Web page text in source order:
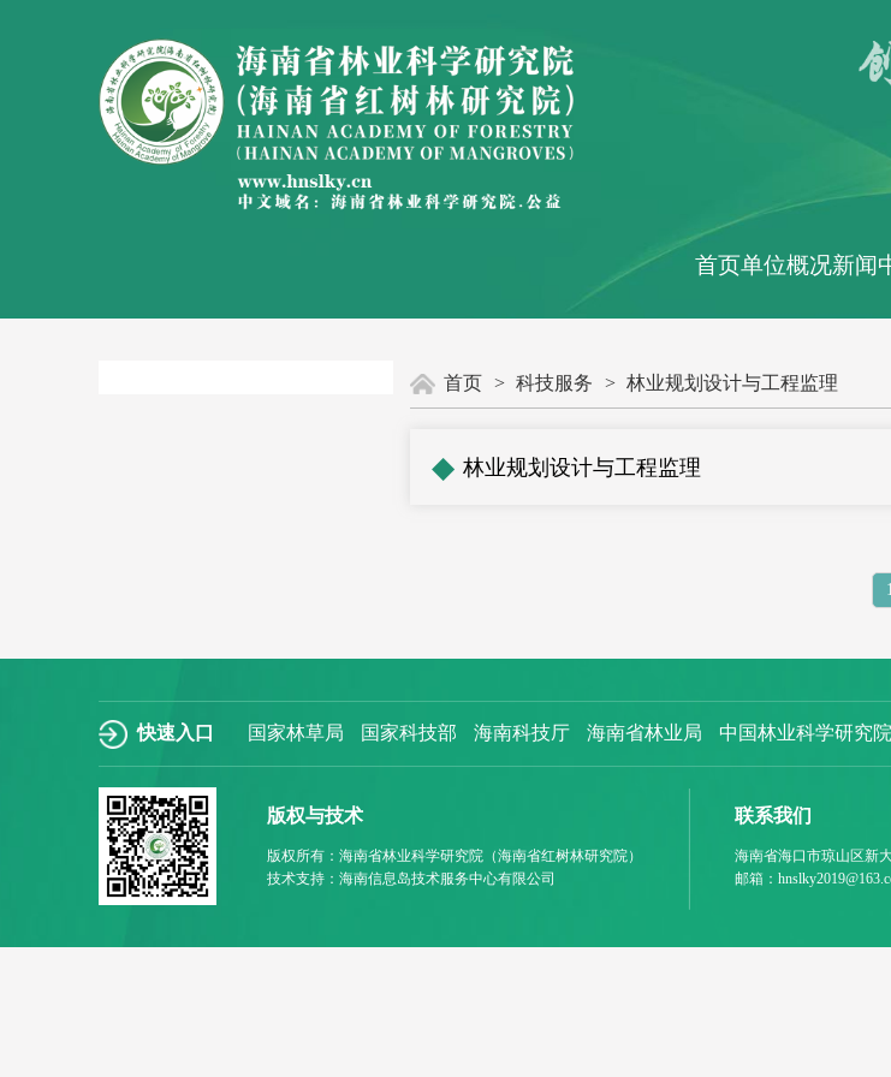
首页单位概况新闻
首页 > 科技服务 > 林业规划设计与工程监理
◆ 林业规划设计与工程监理
快速入口 国家林草局 国家科技部 海南科技厅 海南省林业局 中国林业科学研究院
版权与技术
版权所有：海南省林业科学研究院（海南省红树林研究院）
技术支持：海南信息岛技术服务中心有限公司
联系我们
海南省海口市琼山区新
邮箱：